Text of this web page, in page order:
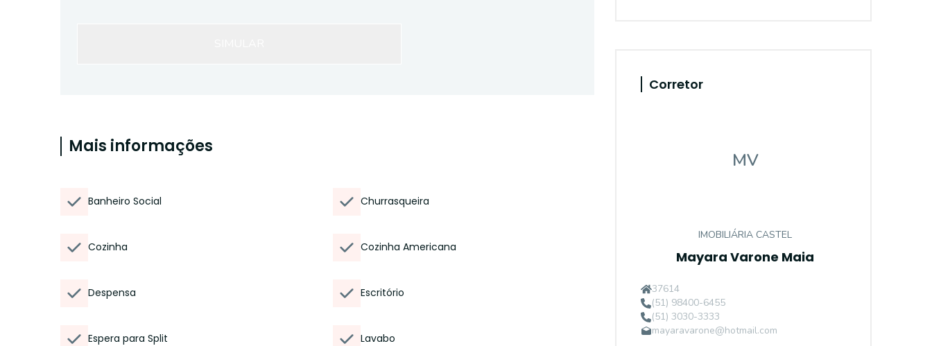
Mais informações
Banheiro Social Churrasqueira
Cozinha Cozinha Americana
Despensa Escritório
Espera para Split Lavabo
Corretor
MV
IMOBILIÁRIA CASTEL
Mayara Varone Maia
37614
(51) 98400-6455
(51) 3030-3333
mayaravarone@hotmail.com